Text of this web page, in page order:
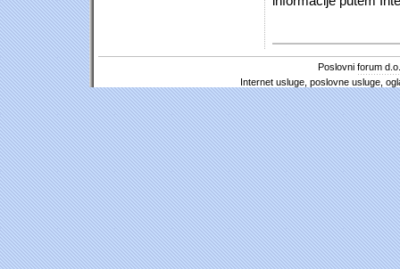
Poslovni forum
Internet usluge, poslovne usluge,